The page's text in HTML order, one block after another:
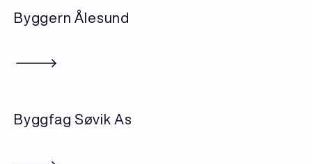
Byggern Ålesund
Byggfag Søvik As